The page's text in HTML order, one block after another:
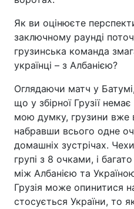
Як ви оцінюєте
заключному раунді
грузинська команда
українці – з Албанією?
Оглядаючи матч у
що у збірної Грузії
мою думку, грузини вже
набравши всього одне
домашніх зустрічах.
групі з 8 очками, і
між Албанією та
Грузія може опинитися
стосується України, то